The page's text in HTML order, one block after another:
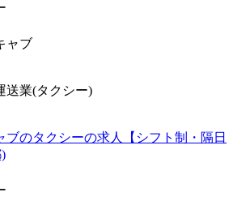
ャブ
送業(タクシー)
ブのタクシーの求人【シフト制・隔日